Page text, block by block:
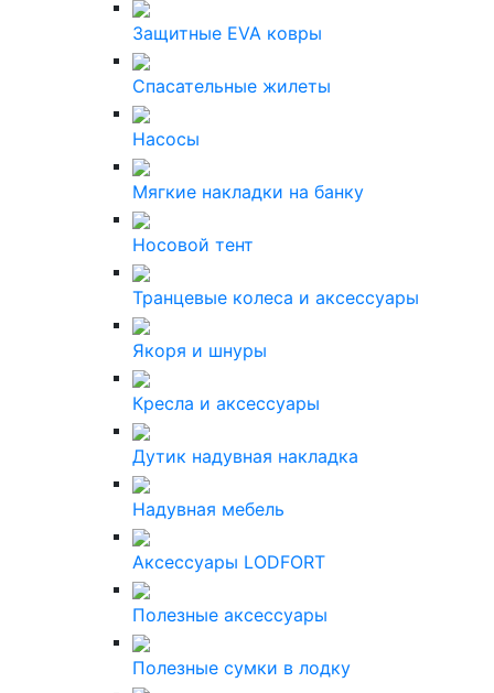
Защитные EVA ковры
Спасательные жилеты
Насосы
Мягкие накладки на банку
Носовой тент
Транцевые колеса и аксессуары
Якоря и шнуры
Кресла и аксессуары
Дутик надувная накладка
Надувная мебель
Аксессуары LODFORT
Полезные аксессуары
Полезные сумки в лодку